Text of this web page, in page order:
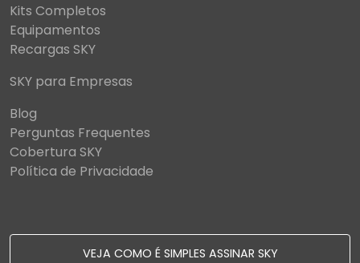
Kits Completos
Equipamentos
Recargas SKY
SKY para Empresas
Blog
Perguntas Frequentes
Cobertura SKY
Política de Privacidade
VEJA COMO É SIMPLES ASSINAR SKY